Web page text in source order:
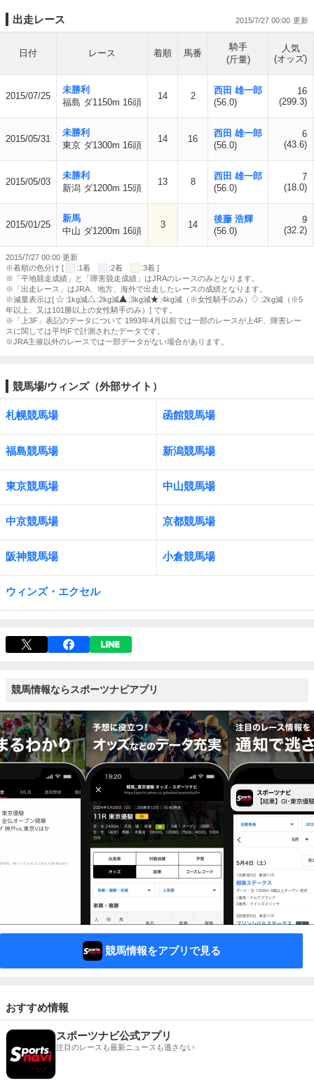
出走レース 2015/7/27 00:00
日付 レース 着順 馬番
騎手
(斤量)
人気
(オッズ)
2015/07/25
未勝利
福島 ダ1150m 16頭
14 2
西田 雄一郎
(56.0)
16
(299.3)
2015/05/31
未勝利
東京 ダ1300m 16頭
14 16
西田 雄一郎
(56.0)
6
(43.6)
2015/05/03
未勝利
新潟 ダ1200m 15頭
13 8
西田 雄一郎
(56.0)
7
(18.0)
2015/01/25
新馬
中山 ダ1200m 16頭
3 14
後藤 浩輝
(56.0)
9
(32.2)
2015/7/27 00:00 更新
※着順の色分け [
:1着 :2着
:3着 ]
※「平地競走成績」と「障害競走成績」はJRAのレースのみとなります。
※「出走レース」はJRA、地方、海外で出走したレースの成績となります。
※減量表示は[
:1kg減 :2kg減 :3kg減 :4kg減（※女性騎手のみ）
:2kg減（※5
年以上、又は101勝以上の女性騎手のみ）] です。
※「上3F」表記のデータについて 1993年4月以前では一部のレースが上4F、障害レー
スに関しては平均Fで計測されたデータです。
※JRA主催以外のレースでは一部データがない場合があります。
競馬場/ウィンズ（外部サイト）
札幌競馬場 函館競馬場
福島競馬場 新潟競馬場
東京競馬場 中山競馬場
中京競馬場 京都競馬場
阪神競馬場 小倉競馬場
ウィンズ・エクセル
競馬情報ならスポーツナビアプリ
競馬情報をアプリで見る
おすすめ情報
スポーツナビ公式アプリ
注目のレースも最新ニュースも逃さない